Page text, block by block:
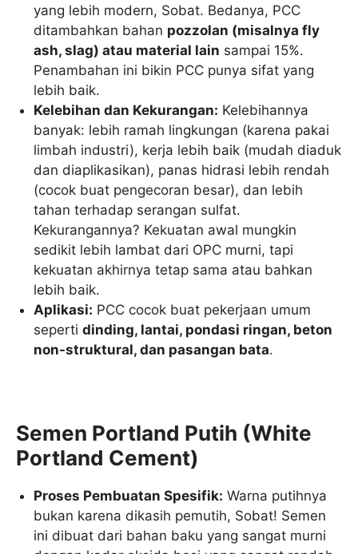
yang lebih modern, Sobat. Bedanya, PCC
ditambahkan bahan pozzolan (misalnya fly
ash, slag) atau material lain sampai 15%.
Penambahan ini bikin PCC punya sifat yang
lebih baik.
Kelebihan dan Kekurangan: Kelebihannya
banyak: lebih ramah lingkungan (karena pakai
limbah industri), kerja lebih baik (mudah diaduk
dan diaplikasikan), panas hidrasi lebih rendah
(cocok buat pengecoran besar), dan lebih
tahan terhadap serangan sulfat.
Kekurangannya? Kekuatan awal mungkin
sedikit lebih lambat dari OPC murni, tapi
kekuatan akhirnya tetap sama atau bahkan
lebih baik.
Aplikasi: PCC cocok buat pekerjaan umum
sepertidinding, lantai, pondasi ringan, beton
non-struktural, dan pasangan bata.
Semen Portland Putih (White
Portland Cement)
Proses Pembuatan Spesifik: Warna putihnya
bukan karena dikasih pemutih, Sobat! Semen
ini dibuat dari bahan baku yang sangat murni